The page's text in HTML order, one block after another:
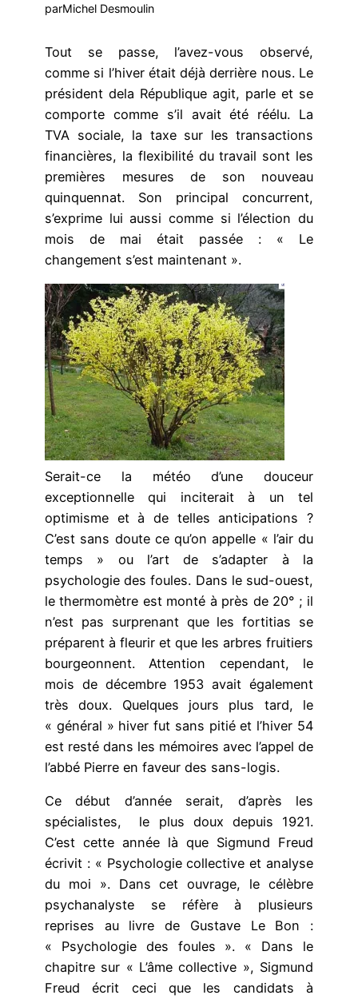
parMichel Desmoulin
Tout se passe, l’avez-vous observé,
comme si l’hiver était déjà derrière nous. Le
président dela République agit, parle et se
comporte comme s’il avait été réélu. La
TVA sociale, la taxe sur les transactions
financières, la flexibilité du travail sont les
premières mesures de son nouveau
quinquennat. Son principal concurrent,
s’exprime lui aussi comme si l’élection du
mois de mai était passée : « Le
changement s’est maintenant ».
Serait-ce la météo d’une douceur
exceptionnelle qui inciterait à un tel
optimisme et à de telles anticipations ?
C’est sans doute ce qu’on appelle « l’air du
temps » ou l’art de s’adapter à la
psychologie des foules. Dans le sud-ouest,
le thermomètre est monté à près de 20° ; il
n’est pas surprenant que les fortitias se
préparent à fleurir et que les arbres fruitiers
bourgeonnent. Attention cependant, le
mois de décembre 1953 avait également
très doux. Quelques jours plus tard, le
« général » hiver fut sans pitié et l’hiver 54
est resté dans les mémoires avec l’appel de
l’abbé Pierre en faveur des sans-logis.
Ce début d’année serait, d’après les
spécialistes, le plus doux depuis 1921.
C’est cette année là que Sigmund Freud
écrivit : « Psychologie collective et analyse
du moi ». Dans cet ouvrage, le célèbre
psychanalyste se réfère à plusieurs
reprises au livre de Gustave Le Bon :
« Psychologie des foules ». « Dans le
chapitre sur « L’âme collective », Sigmund
Freud écrit ceci que les candidats à